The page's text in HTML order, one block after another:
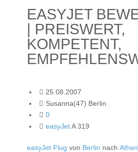
EASYJET
| PREISWERT,
KOMPETENT,
25.08.2007
Susanna(47) Berlin
0
easyJetA 319
easyJet Flug von Berlin nach Athen